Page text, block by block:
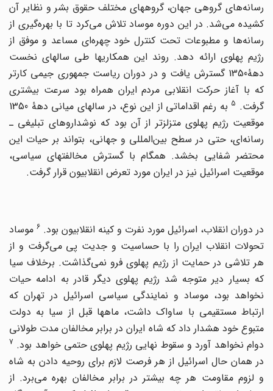
رسانه‌های گروهی جهان، گروههای مختلف حقوق بشر و نظایر آن
کشیده می‌شد. در این دوره موساد تلاش می‌کرد تا با بهره‌گیری از
رسانه‌ها و مطبوعات تحت کنترل خود چهره‌ای مساعد و موفق از
رژیم پهلوی ارائه دهد. روند این همکاریها طی سالهای نخست
دهۀ1350 گسترش یافت و در دوران ریاست جمهوری جیمی کارتر
که با آغاز حرکت انقلابی مردم ایران همراه بود سرعت بیشتری
گرفت.5
به رغم اقداماتی از این نوع، در سالهای میانی دهۀ 1350
موقعیت رژیم پهلوی متزلزتر از آن بود که نوشداروهای تبلیغی ـ
رسانه‌ای، حتی در سطح بین‌المللی و جهانی، بتواند بر حیات این
محتضر شفایی بخشد. همگام با گسترش مخالفتهای سیاسی،
موقعیت اسرائیل نیز در ایران مورد تعرض انقلابیون قرار گرفت.
در دوران انقلاب، اسرائیل مورد نفرت و کینه انقلابیون بود.6 موساد
تحولات انقلاب ایران را با حساسیت و جدیت پی می‌گرفت و از
هر تلاشی در حمایت از رژیم پهلوی فرو نمی‌گذاشت. برخلاف سیا
که بسیار دیر متوجه شد رژیم پهلوی دیگر قادر به ادامه حیات
نخواهد بود، موساد و نمایندگی سیاسی اسرائیل در تهران که
ارتباط مستقیمی با ساواک داشت، ماهها قبل از سیا به دولت
متبوع خود هشدار داد که شاه ایران در برابر مخالفان مدت طولانی
دوام نخواهد آورد و سقوط نهایی رژیم پهلوی حتمی خواهد بود.7
در همان حال اسرائیل از هر فرصت لازم برای روحیه دادن به شاه
و لزوم مقاومت هر چه بیشتر در برابر مخالفان بهره می‌برد. از